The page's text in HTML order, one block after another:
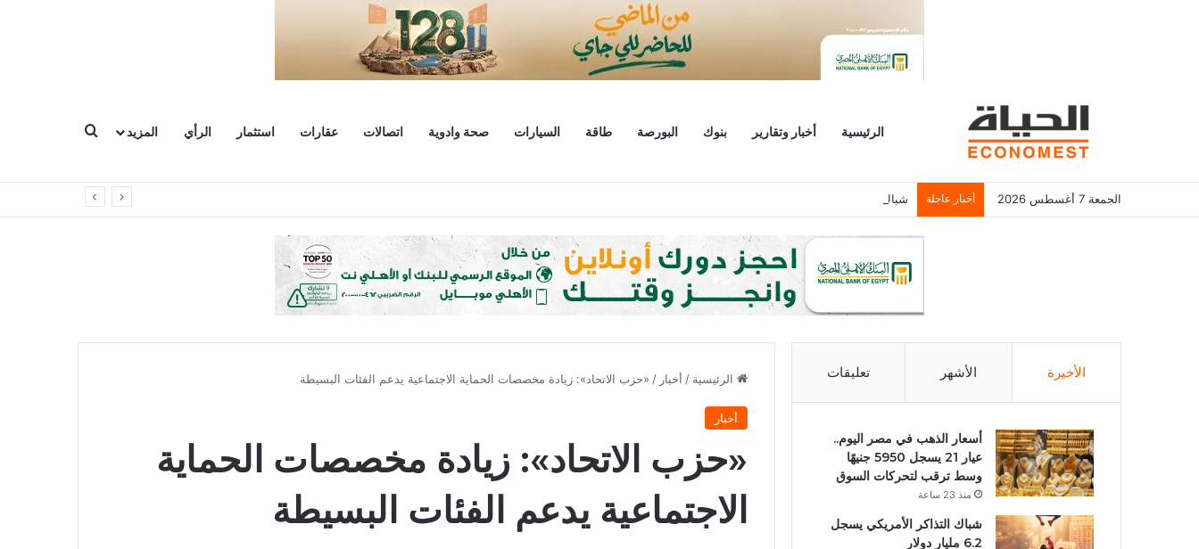
الرئيسية أخبار وتقارير بنوك البورصة طاقة السيارات صحة وادوية اتصالات عقارات استثمار الرأي المزيد
الجمعة 7 أغسطس 2026 أخبار عاجلة شباك التذاكر الأمريكي يسجل 6.2 مليار دولار
الرئيسية / أخبار / «حزب الاتحاد»: زيادة مخصصات الحماية الاجتماعية يدعم الفئات البسيطة
أخبار
«حزب الاتحاد»: زيادة مخصصات الحماية
الاجتماعية يدعم الفئات البسيطة
الأخيرة الأشهر تعليقات
أسعار الذهب في مصر اليوم..
عيار 21 يسجل 5950 جنيهًا
وسط ترقب لتحركات السوق
منذ 23 ساعة
شباك التذاكر الأمريكي يسجل
6.2 مليار دولار